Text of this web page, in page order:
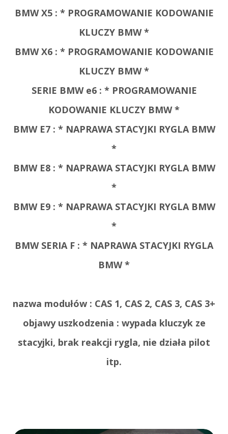
BMW X5 : * PROGRAMOWANIE KODOWANIE
KLUCZY BMW *
BMW X6 : * PROGRAMOWANIE KODOWANIE
KLUCZY BMW *
SERIE BMW e6 : * PROGRAMOWANIE
KODOWANIE KLUCZY BMW *
BMW E7 : * NAPRAWA STACYJKI RYGLA BMW
*
BMW E8 : * NAPRAWA STACYJKI RYGLA BMW
*
BMW E9 : * NAPRAWA STACYJKI RYGLA BMW
*
BMW SERIA F : * NAPRAWA STACYJKI RYGLA
BMW *
nazwa modułów : CAS 1, CAS 2, CAS 3, CAS 3+
objawy uszkodzenia : wypada kluczyk ze
stacyjki, brak reakcji rygla, nie działa pilot
itp.